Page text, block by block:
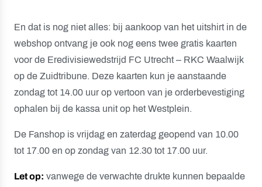
En dat is nog niet alles: bij aankoop van het uitshirt in de
webshop ontvang je ook nog eens twee gratis kaarten
voor de Eredivisiewedstrijd FC Utrecht – RKC Waalwijk
op de Zuidtribune. Deze kaarten kun je aanstaande
zondag tot 14.00 uur op vertoon van je orderbevestiging
ophalen bij de kassa unit op het Westplein.
De Fanshop is vrijdag en zaterdag geopend van 10.00
tot 17.00 en op zondag van 12.30 tot 17.00 uur.
Let op: vanwege de verwachte drukte kunnen bepaalde